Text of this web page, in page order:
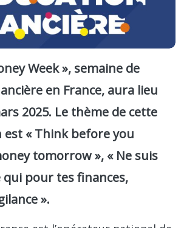
Week», semaine de
en France, aura lieu
2025. Le thème de cette
est «Think before you
tomorrow», « Ne suis
qui pour tes finances,
».